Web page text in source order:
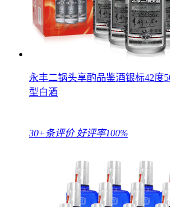
永丰二锅头享酌品鉴酒银标42度
型白酒
30+条评价 好评率100%